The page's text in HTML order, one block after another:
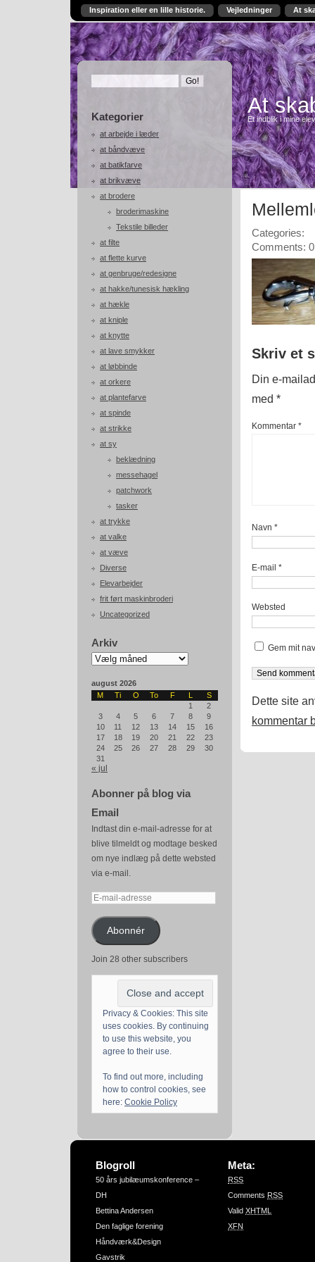
Inspiration eller en lille historie. Vejledninger At
Kategorier
at arbejde i læder
at båndvæve
at batikfarve
at brikvæve
at brodere
broderimaskine
Tekstile billeder
at filte
at flette kurve
at genbruge/redesigne
at hakke/tunesisk hækling
at hækle
at kniple
at knytte
at lave smykker
at løbbinde
at orkere
at plantefarve
at spinde
at strikke
at sy
beklædning
messehagel
patchwork
tasker
at trykke
at valke
at væve
Diverse
Elevarbejder
frit ført maskinbroderi
Uncategorized
Arkiv
Arkiv
august 2026
M
Ti O To F L
S
1
2
3
4 5 6 7 8
9
10
11 12 13 14 15
16
17
18 19 20 21 22
23
24
25 26 27 28 29
30
31
« jul
Abonner på blog via
Email
Indtast din e-mail-adresse for at
blive tilmeldt og modtage besked
om nye indlæg på dette websted
via e-mail.
E-
adresseAbonnér
Join 28 other subscribers
Privacy & Cookies: This site
uses cookies. By continuing
to use this website, you
agree to their use.
To find out more, including
how to control cookies, see
here: Cookie Policy
At
Et indblik i mine
Categories:
Comments: 0
Skriv et
Din e-
med *
Kommentar *
Navn *
E-mail *
Websted
Gem mit
Dette site
kommentar
Blogroll
50 års jubilæumskonference –
DH
Bettina Andersen
Den faglige forening
Håndværk&Design
Gavstrik
Meta:
RSS
Comments RSS
Valid XHTML
XFN